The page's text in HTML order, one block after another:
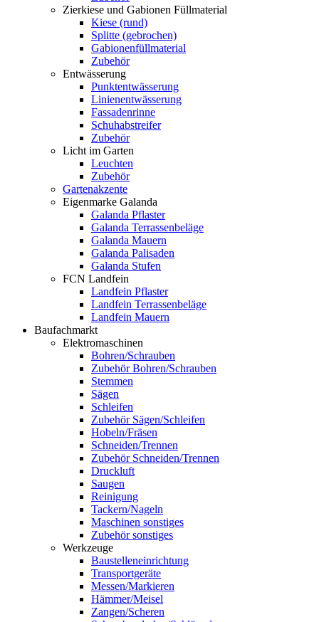
Zierkiese und Gabionen Füllmaterial
Kiese (rund)
Splitte (gebrochen)
Gabionenfüllmaterial
Zubehör
Entwässerung
Punktentwässerung
Linienentwässerung
Fassadenrinne
Schuhabstreifer
Zubehör
Licht im Garten
Leuchten
Zubehör
Gartenakzente
Eigenmarke Galanda
Galanda Pflaster
Galanda Terrassenbeläge
Galanda Mauern
Galanda Palisaden
Galanda Stufen
FCN Landfein
Landfein Pflaster
Landfein Terrassenbeläge
Landfein Mauern
Baufachmarkt
Elektromaschinen
Bohren/Schrauben
Zubehör Bohren/Schrauben
Stemmen
Sägen
Schleifen
Zubehör Sägen/Schleifen
Hobeln/Fräsen
Schneiden/Trennen
Zubehör Schneiden/Trennen
Druckluft
Saugen
Reinigung
Tackern/Nageln
Maschinen sonstiges
Zubehör sonstiges
Werkzeuge
Baustelleneinrichtung
Transportgeräte
Messen/Markieren
Hämmer/Meisel
Zangen/Scheren